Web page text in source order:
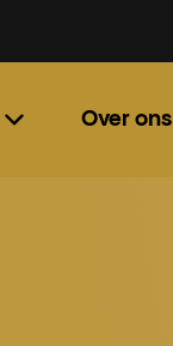
Over ons